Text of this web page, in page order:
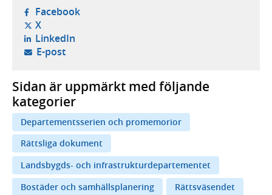
Facebook- öppnas i ny flik, extern webbplats,
X- öppnas i ny flik, extern webbplats,
LinkedIn- öppnas i ny flik, extern webbplats,
E-post- öppnar din e-postklient,
Sidan är uppmärkt med följande
kategorier
Departementsserien och promemorior
Rättsliga dokument
Landsbygds- och infrastrukturdepartementet
Bostäder och samhällsplanering
Rättsväsendet